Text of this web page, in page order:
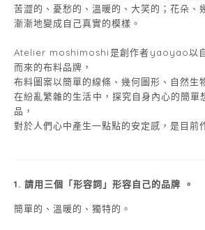
苦澀的、憂愁的、溫暖的、大笑的；花朵、
漸漸地變成自己真實的模樣。
Atelier moshimoshi是創作者yaoyao以
而來的布料品牌，
布料圖案以簡單的線條、幾何圖形、自然生
在紛亂繁雜的生活中，探究自身內心的簡單
品，
對於人們心中產生一點點的安定感，是目前
1. 請用三個「形容詞」形容自己的品牌 。
簡單的、溫暖的、獨特的。